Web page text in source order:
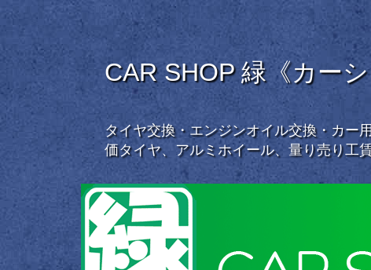
CAR SHOP 緑《カー
タイヤ交換・エンジンオイル交換・カー
価タイヤ、アルミホイール、量り売り工